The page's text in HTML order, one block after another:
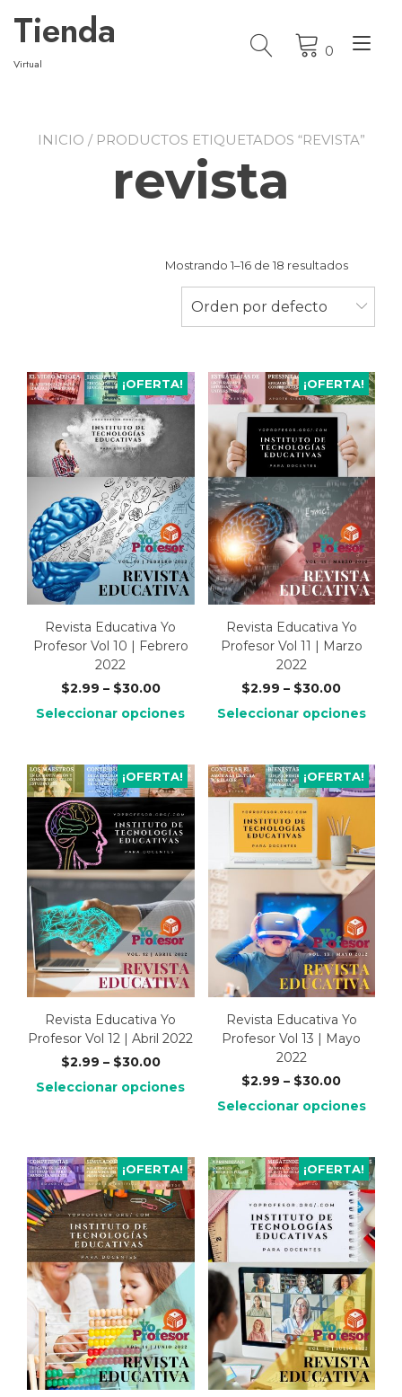
contenido
Tienda
Virtual
0
INICIO / PRODUCTOS ETIQUETADOS “REVISTA”
revista
Mostrando 1–16 de 18 resultados
Orden por defecto
¡OFERTA!
Revista Educativa Yo
Profesor Vol 10 | Febrero
2022
$2.99 – $30.00
Seleccionar opciones
¡OFERTA!
Revista Educativa Yo
Profesor Vol 11 | Marzo
2022
$2.99 – $30.00
Seleccionar opciones
¡OFERTA!
Revista Educativa Yo
Profesor Vol 12 | Abril 2022
$2.99 – $30.00
Seleccionar opciones
¡OFERTA!
Revista Educativa Yo
Profesor Vol 13 | Mayo
2022
$2.99 – $30.00
Seleccionar opciones
¡OFERTA! ¡OFERTA!